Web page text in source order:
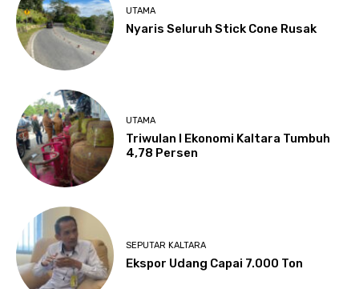
UTAMA
Nyaris Seluruh Stick Cone Rusak
UTAMA
Triwulan I Ekonomi Kaltara Tumbuh
4,78 Persen
SEPUTAR KALTARA
Ekspor Udang Capai 7.000 Ton